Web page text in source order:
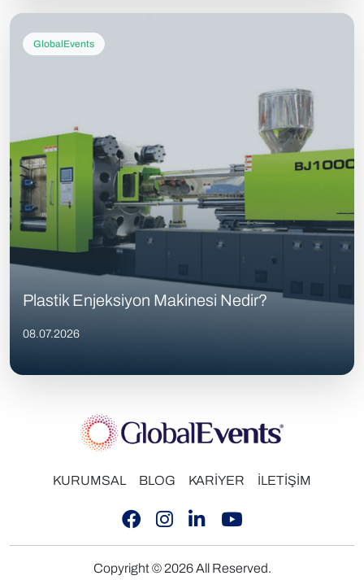
GlobalEvents
Plastik Enjeksiyon Makinesi Nedir?
08.07.2026
KURUMSAL BLOG KARİYER İLETİŞİM
Copyright © 2026 All Reserved.